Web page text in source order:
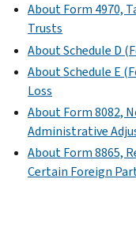
About Form 4970,
Trusts
About Schedule D
About Schedule E
Loss
About Form 8082,
Administrative
About Form 8865,
Certain Foreign